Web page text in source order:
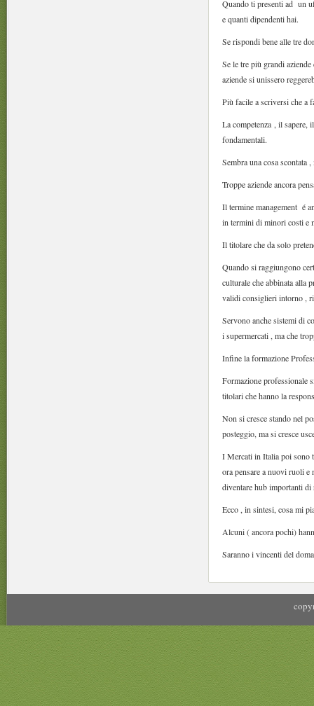
Quando ti presenti ad un
e quanti dipendenti hai.
Se rispondi bene alle tre
Se le tre più grandi
aziende si unissero
Più facile a scriversi che a
La competenza , il sapere,
fondamentali.
Sembra una cosa scontata
Troppe aziende ancora
Il termine management é
in termini di minori costi e
Il titolare che da solo
Quando si raggiungono
culturale che abbinata alla
validi consiglieri intorno ,
Servono anche sistemi di
i supermercati , ma che
Infine la formazione
Formazione professionale
titolari che hanno la
Non si cresce stando nel
posteggio, ma si cresce
I Mercati in Italia poi sono
ora pensare a nuovi ruoli e
diventare hub importanti di
Ecco , in sintesi, cosa mi
Alcuni ( ancora pochi)
Saranno i vincenti del